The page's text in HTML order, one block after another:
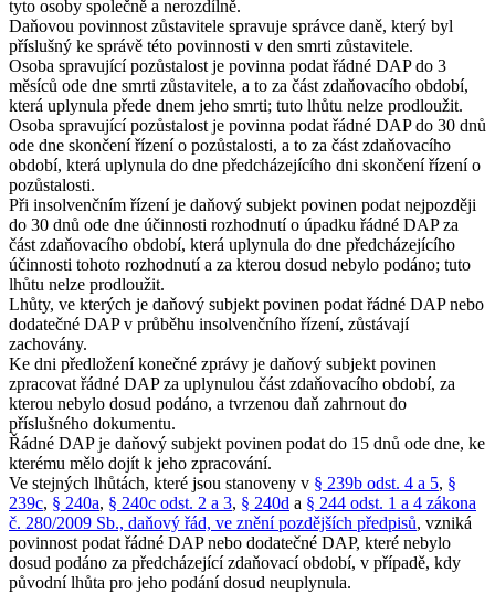
tyto osoby společně a nerozdílně.
Daňovou povinnost zůstavitele spravuje správce daně, který byl
příslušný ke správě této povinnosti v den smrti zůstavitele.
Osoba spravující pozůstalost je povinna podat řádné DAP do 3
měsíců ode dne smrti zůstavitele, a to za část zdaňovacího období,
která uplynula přede dnem jeho smrti; tuto lhůtu nelze prodloužit.
Osoba spravující pozůstalost je povinna podat řádné DAP do 30 dnů
ode dne skončení řízení o pozůstalosti, a to za část zdaňovacího
období, která uplynula do dne předcházejícího dni skončení řízení o
pozůstalosti.
Při insolvenčním řízení je daňový subjekt povinen podat nejpozději
do 30 dnů ode dne účinnosti rozhodnutí o úpadku řádné DAP za
část zdaňovacího období, která uplynula do dne předcházejícího
účinnosti tohoto rozhodnutí a za kterou dosud nebylo podáno; tuto
lhůtu nelze prodloužit.
Lhůty, ve kterých je daňový subjekt povinen podat řádné DAP nebo
dodatečné DAP v průběhu insolvenčního řízení, zůstávají
zachovány.
Ke dni předložení konečné zprávy je daňový subjekt povinen
zpracovat řádné DAP za uplynulou část zdaňovacího období, za
kterou nebylo dosud podáno, a tvrzenou daň zahrnout do
příslušného dokumentu.
Řádné DAP je daňový subjekt povinen podat do 15 dnů ode dne, ke
kterému mělo dojít k jeho zpracování.
Ve stejných lhůtách, které jsou stanoveny v § 239b odst. 4 a 5, §
239c, § 240a, § 240c odst. 2 a 3, § 240d a § 244 odst. 1 a 4 zákona
č. 280/2009 Sb., daňový řád, ve znění pozdějších předpisů, vzniká
povinnost podat řádné DAP nebo dodatečné DAP, které nebylo
dosud podáno za předcházející zdaňovací období, v případě, kdy
původní lhůta pro jeho podání dosud neuplynula.